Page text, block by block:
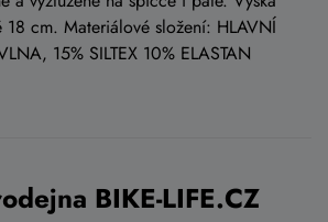
cm. Materiálové složení: HLAVNÍ
15% SILTEX 10% ELASTAN
BIKE-LIFE.CZ